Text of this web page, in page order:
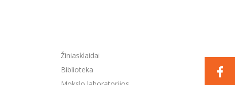
Žiniasklaidai
Biblioteka